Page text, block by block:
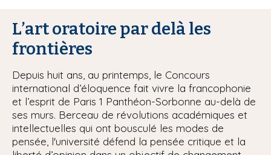
L’art oratoire par delà les
frontières
Depuis huit ans, au printemps, le Concours
international d’éloquence fait vivre la francophonie
et l’esprit de Paris 1 Panthéon-Sorbonne au-delà de
ses murs. Berceau de révolutions académiques et
intellectuelles qui ont bousculé les modes de
pensée, l'université défend la pensée critique et la